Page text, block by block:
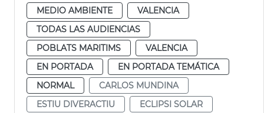
MEDIO AMBIENTE
VALENCIA
TODAS LAS AUDIENCIAS
POBLATS MARITIMS
VALENCIA
EN PORTADA
EN PORTADA TEMÁTICA
NORMAL
CARLOS MUNDINA
ESTIU DIVERACTIU
ECLIPSI SOLAR